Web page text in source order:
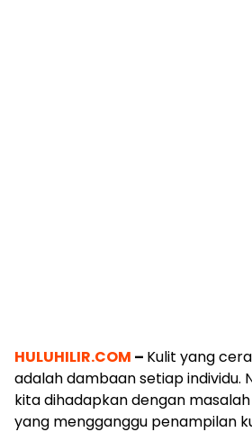
HULUHILIR.COM – Kulit yang
adalah dambaan setiap individu.
kita dihadapkan dengan
yang mengganggu penampilan